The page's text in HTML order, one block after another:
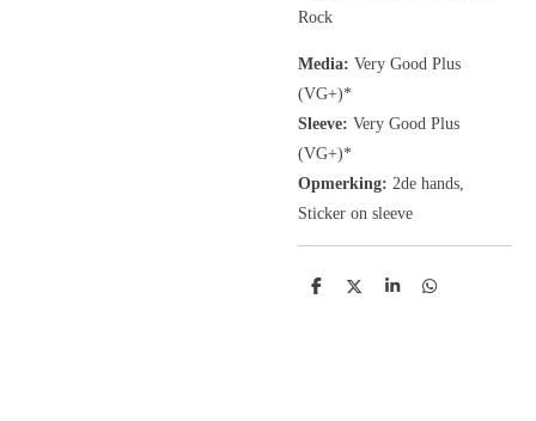
Rock
Media: Very Good Plus
(VG+)*
Sleeve: Very Good Plus
(VG+)*
Opmerking: 2de hands,
Sticker on sleeve
D
D
S
D